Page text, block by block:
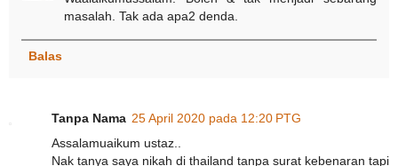
masalah. Tak ada apa2 denda.
Balas
Tanpa Nama 25 April 2020 pada 12:20 PTG
Assalamuaikum ustaz..
Nak​ tanya​ saya​ nikah​ di​ thailand​ tanpa surat​ kebenaran tapi​